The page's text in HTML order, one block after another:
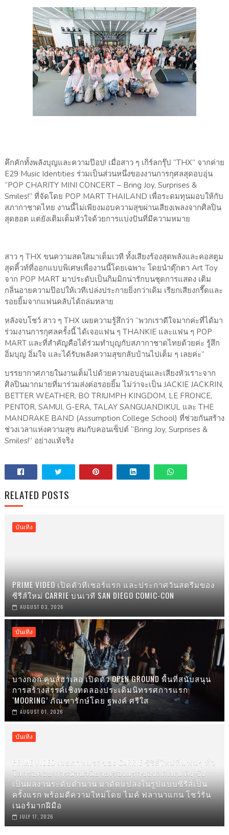
คึกคักทั้งพลังบุญและความป๊อป! เมื่อสาว ๆ เกิร์ลกรุ๊ป “THX” จากค่าย
E29 Music Identities ร่วมเป็นส่วนหนึ่งของงานการกุศลสุดอบอุ่น
“POP CHARITY MINI CONCERT – Bring Joy, Surprises &
Smiles!” ที่จัดโดย POP MART THAILAND เพื่อระดมทุนมอบให้กับ
สภากาชาดไทย งานนี้ไม่เพียงมอบความสุขผ่านเสียงเพลงจากศิลปิน
สุดฮอต แต่ยังเติมเต็มหัวใจด้วยการแบ่งปันที่มีความหมาย
สาว ๆ THX ขนความสดใสมาเต็มเวที ทั้งเสียงร้องสุดพลังและคอสตูม
สุดคิ้วท์ที่ออกแบบพิเศษเพื่องานนี้โดยเฉพาะ โดยนำตุ๊กตา Art Toy
จาก POP MART มาประดับเป็นกิมมิกน่ารักบนชุดการแสดง เติม
กลิ่นอายความป๊อปให้เวทีเปล่งประกายยิ่งกว่าเดิม เรียกเสียงกรี๊ดและ
รอยยิ้มจากแฟนคลับได้ถล่มทลาย
หลังจบโชว์ สาว ๆ THX เผยความรู้สึกว่า “พวกเราดีใจมากค่ะที่ได้มา
ร่วมงานการกุศลครั้งนี้ ได้เจอแฟน ๆ THANKIE และแฟน ๆ POP
MART และที่สำคัญคือได้ร่วมทำบุญกับสภากาชาดไทยด้วยค่ะ รู้สึก
อิ่มบุญ อิ่มใจ และได้รับพลังความสุขกลับบ้านไปเต็ม ๆ เลยค่ะ”
บรรยากาศภายในงานเต็มไปด้วยความอบอุ่นและเสียงหัวเราะจาก
ศิลปินมากมายที่มาร่วมส่งต่อรอยยิ้ม ไม่ว่าจะเป็น JACKIE JACKRIN,
BETTER WEATHER, BO TRIUMPH KINGDOM, LE FRONCE,
PENTOR, SAMUI, G-ERA, TALAY SANGUANDIKUL และ THE
MANDRAKE BAND (Assumption College School) ที่ช่วยกันสร้าง
ช่วงเวลาแห่งความสุข สมกับคอนเซ็ปต์ “Bring Joy, Surprises &
Smiles!” อย่างแท้จริง
RELATED POSTS
บันเทิง
PRIME VIDEO เปิดตัวทีเซอร์แรก และประกาศวันสตรีมของ
ซีรีส์ใหม่ CARRIE บนเวที SAN DIEGO COMIC-CON
AUGUST 03, 2026
บันเทิง
บางกอก คุนส์ฮาเลอ เปิดตัว OPEN GROUND พื้นที่สนับสนุน
การสร้างสรรค์เชิงทดลองประเดิมนิทรรศการแรก
‘MOORING’ ภัณฑารักษ์โดย ฐพงค์ ศรีใส
AUGUST 01, 2026
บันเทิง
PRIME VIDEO เผยภาพแรกของ CARRIE ซีรีส์ใหม่ที่แฟนๆ ทั่ว
โลกรอคอย การนำนวนิยายเรื่องแรกของสตีเฟน คิง ซึ่ง
เป็นผลงานระดับตำนาน มาดัดแปลงในรูปแบบซีรีส์เป็น
ครั้งแรก พร้อมตีความใหม่โดย ไมค์ ฟลานาแกน โชว์รัน
เนอร์มากฝีมือ
JULY 17, 2026